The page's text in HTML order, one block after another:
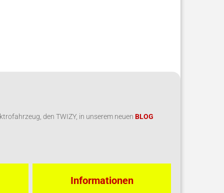
den TWIZY, in unserem neuen BLOG
Informationen